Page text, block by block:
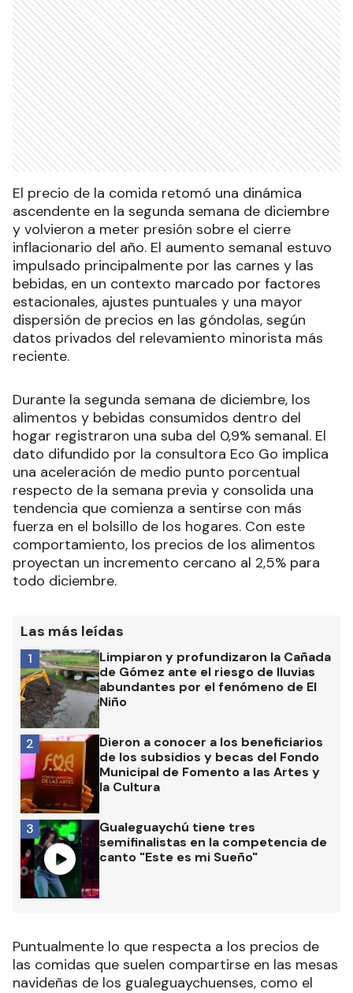
El precio de la comida retomó una dinámica
ascendente en la segunda semana de diciembre
y volvieron a meter presión sobre el cierre
inflacionario del año. El aumento semanal estuvo
impulsado principalmente por las carnes y las
bebidas, en un contexto marcado por factores
estacionales, ajustes puntuales y una mayor
dispersión de precios en las góndolas, según
datos privados del relevamiento minorista más
reciente.
Durante la segunda semana de diciembre, los
alimentos y bebidas consumidos dentro del
hogar registraron una suba del 0,9% semanal. El
dato difundido por la consultora Eco Go implica
una aceleración de medio punto porcentual
respecto de la semana previa y consolida una
tendencia que comienza a sentirse con más
fuerza en el bolsillo de los hogares. Con este
comportamiento, los precios de los alimentos
proyectan un incremento cercano al 2,5% para
todo diciembre.
Las más leídas
Limpiaron y profundizaron la Cañada
de Gómez ante el riesgo de lluvias
abundantes por el fenómeno de El
Niño
1
Dieron a conocer a los beneficiarios
de los subsidios y becas del Fondo
Municipal de Fomento a las Artes y
la Cultura
2
Gualeguaychú tiene tres
semifinalistas en la competencia de
canto "Este es mi Sueño"
3
Puntualmente lo que respecta a los precios de
las comidas que suelen compartirse en las mesas
navideñas de los gualeguaychuenses, como el